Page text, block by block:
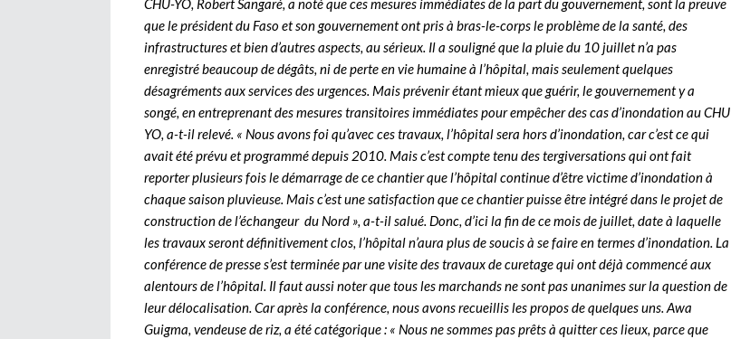
CHU-YO, Robert Sangaré, a noté que ces mesures immédiates de la part du gouvernement, sont la preuve
que le président du Faso et son gouvernement ont pris à bras-le-corps le problème de la santé, des
infrastructures et bien d’autres aspects, au sérieux. Il a souligné que la pluie du 10 juillet n’a pas
enregistré beaucoup de dégâts, ni de perte en vie humaine à l’hôpital, mais seulement quelques
désagréments aux services des urgences. Mais prévenir étant mieux que guérir, le gouvernement y a
songé, en entreprenant des mesures transitoires immédiates pour empêcher des cas d’inondation au CHU
YO, a-t-il relevé. « Nous avons foi qu’avec ces travaux, l’hôpital sera hors d’inondation, car c’est ce qui
avait été prévu et programmé depuis 2010. Mais c’est compte tenu des tergiversations qui ont fait
reporter plusieurs fois le démarrage de ce chantier que l’hôpital continue d’être victime d’inondation à
chaque saison pluvieuse. Mais c’est une satisfaction que ce chantier puisse être intégré dans le projet de
construction de l’échangeur du Nord », a-t-il salué. Donc, d’ici la fin de ce mois de juillet, date à laquelle
les travaux seront définitivement clos, l’hôpital n’aura plus de soucis à se faire en termes d’inondation. La
conférence de presse s’est terminée par une visite des travaux de curetage qui ont déjà commencé aux
alentours de l’hôpital. Il faut aussi noter que tous les marchands ne sont pas unanimes sur la question de
leur délocalisation. Car après la conférence, nous avons recueillis les propos de quelques uns. Awa
Guigma, vendeuse de riz, a été catégorique : « Nous ne sommes pas prêts à quitter ces lieux, parce que